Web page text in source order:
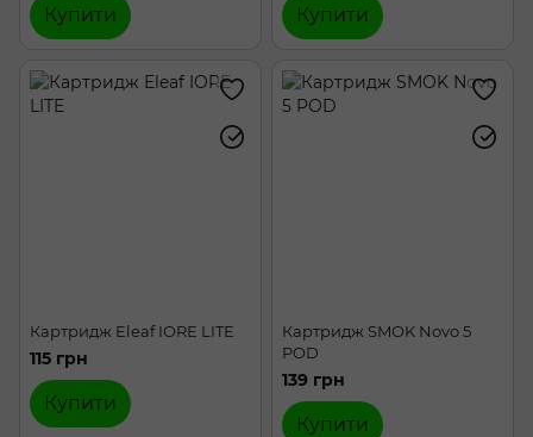
Купити Купити
Картридж Eleaf IORE LITE
115 грн
Купити
Картридж SMOK Novo 5
POD
139 грн
Купити